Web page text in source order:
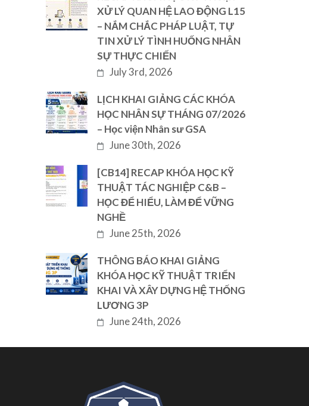
XỬ LÝ QUAN HỆ LAO ĐỘNG L15
– NẮM CHẮC PHÁP LUẬT, TỰ
TIN XỬ LÝ TÌNH HUỐNG NHÂN
SỰ THỰC CHIẾN
July 3rd, 2026
LỊCH KHAI GIẢNG CÁC KHÓA
HỌC NHÂN SỰ THÁNG 07/2026
– Học viện Nhân sư GSA
June 30th, 2026
[CB14] RECAP KHÓA HỌC KỸ
THUẬT TÁC NGHIỆP C&B –
HỌC ĐỂ HIỂU, LÀM ĐỂ VỮNG
NGHỀ
June 25th, 2026
THÔNG BÁO KHAI GIẢNG
KHÓA HỌC KỸ THUẬT TRIỂN
KHAI VÀ XÂY DỰNG HỆ THỐNG
LƯƠNG 3P
June 24th, 2026